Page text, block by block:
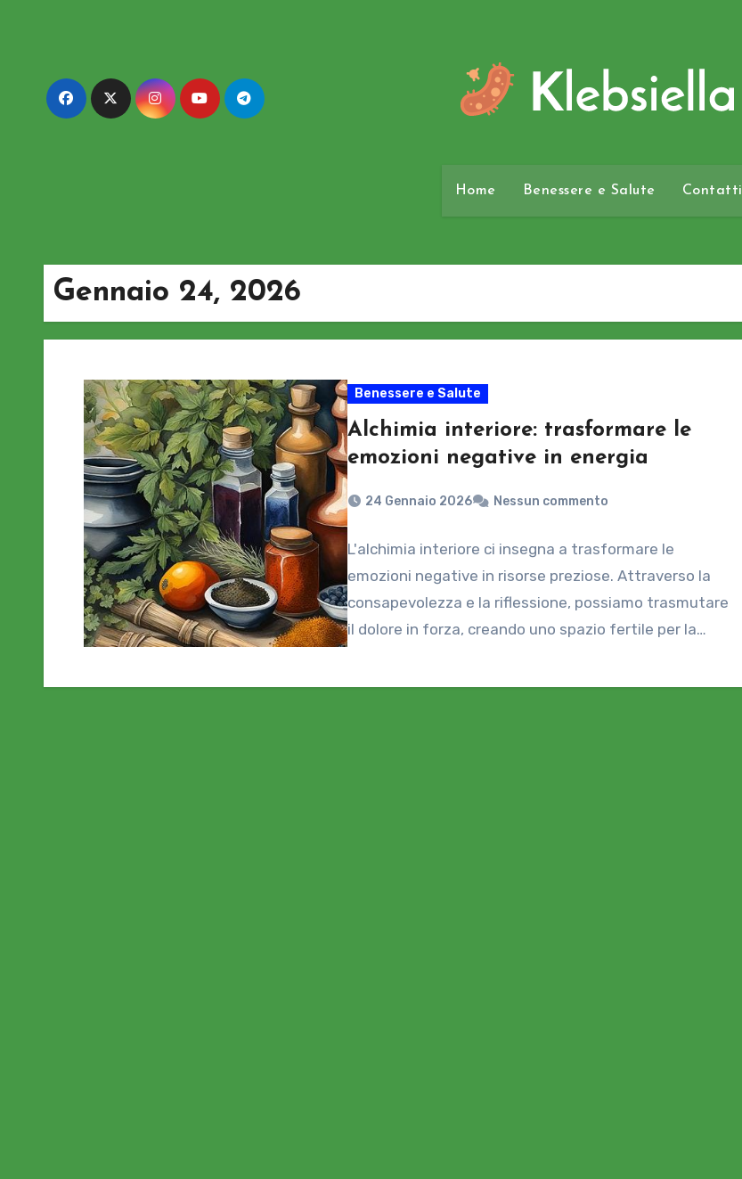
Home Benessere e Salute Contatti
Gennaio 24, 2026
Benessere e Salute
Alchimia interiore: trasformare le
emozioni negative in energia
24 Gennaio 2026 Nessun commento
L'alchimia interiore ci insegna a trasformare le
emozioni negative in risorse preziose. Attraverso la
consapevolezza e la riflessione, possiamo trasmutare
il dolore in forza, creando uno spazio fertile per la…